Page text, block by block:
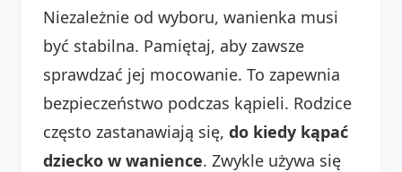
Niezależnie od wyboru, wanienka musi
być stabilna. Pamiętaj, aby zawsze
sprawdzać jej mocowanie. To zapewnia
bezpieczeństwo podczas kąpieli. Rodzice
często zastanawiają się, do kiedy kąpać
dziecko w wanience. Zwykle używa się